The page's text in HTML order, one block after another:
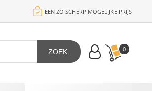
EEN ZO SCHERP MOGELIJKE PRIJS
0
ZOEK